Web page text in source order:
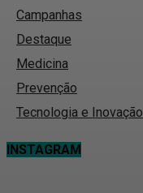
Campanhas
Destaque
Medicina
Prevenção
Tecnologia e Inovação
INSTAGRAM